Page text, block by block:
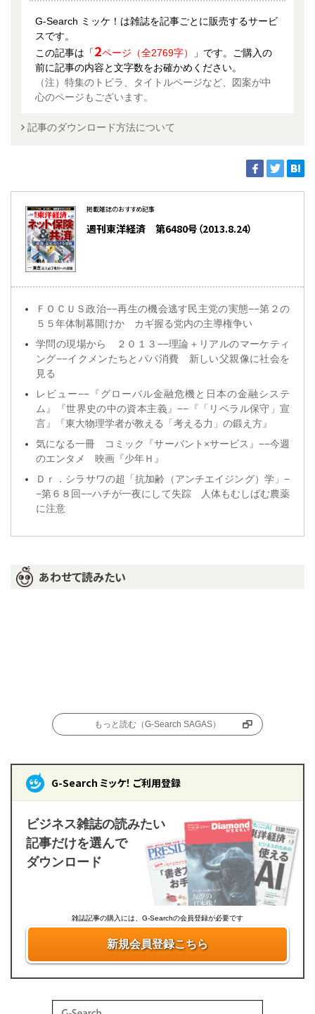
G-Search ミッケ！は雑誌を記事ごとに販売するサービ
スです。
この記事は「2ページ（全2769字）
」です。ご購入の
前に記事の内容と文字数をお確かめください。
（注）特集のトビラ、タイトルページなど、図案が中
心のページもございます。
記事のダウンロード方法について
掲載雑誌のおすすめ記事
週刊東洋経済 第6480号（2013.8.24）
ＦＯＣＵＳ政治−−再生の機会逃す民主党の実態−−第２の
５５年体制幕開けか カギ握る党内の主導権争い
学問の現場から ２０１３−−理論＋リアルのマーケティ
ング−−イクメンたちとパパ消費 新しい父親像に社会を
見る
レビュー−−『グローバル金融危機と日本の金融システ
ム』『世界史の中の資本主義』−−『「リベラル保守」宣
言』『東大物理学者が教える「考える力」の鍛え方』
気になる一冊 コミック『サーバント×サービス』−−今週
のエンタメ 映画『少年Ｈ』
Ｄｒ．シラサワの超「抗加齢（アンチエイジング）学」−
−第６８回−−ハチが一夜にして失踪 人体もむしばむ農薬
に注意
あわせて読みたい
もっと読む（G-Search SAGAS）
G-Search ミッケ！ ご利用登録
ビジネス雑誌の読みたい
記事だけを選んで
ダウンロード
雑誌記事の購入には、G-Searchの会員登録が必要です
新規会員登録こちら